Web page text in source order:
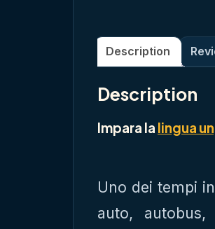
Description
Description
Impara la lingua
Uno dei tempi
auto,